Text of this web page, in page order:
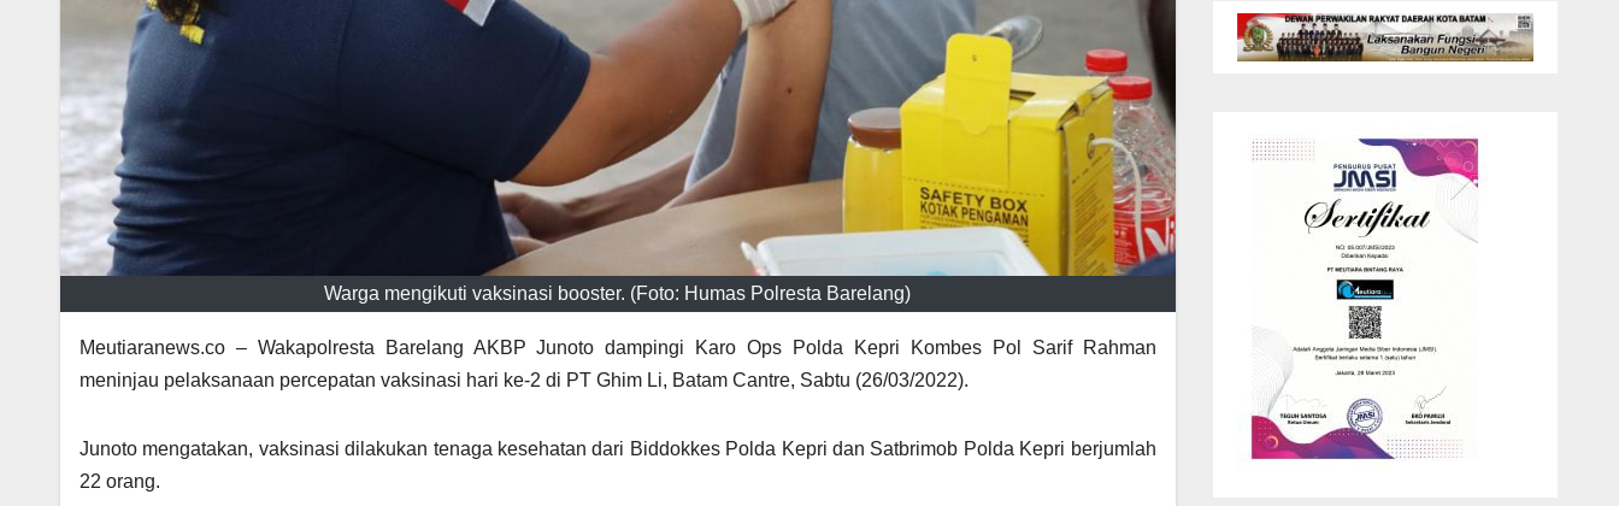
Warga mengikuti vaksinasi booster. (Foto: Humas Polresta Barelang)
Meutiaranews.co – Wakapolresta Barelang AKBP Junoto dampingi Karo Ops Polda Kepri Kombes Pol Sarif Rahman
meninjau pelaksanaan percepatan vaksinasi hari ke-2 di PT Ghim Li, Batam Cantre, Sabtu (26/03/2022).
Junoto mengatakan, vaksinasi dilakukan tenaga kesehatan dari Biddokkes Polda Kepri dan Satbrimob Polda Kepri berjumlah
22 orang.